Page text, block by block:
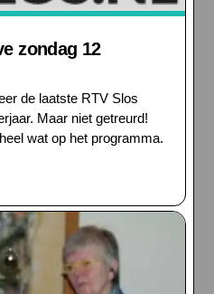
zondag 12
de laatste RTV Slos
Maar niet getreurd!
wat op het programma.